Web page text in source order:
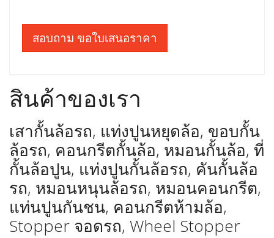
สอบถาม ขอใบเสนอราคา
สินค้าของเรา
เสากั้นล้อรถ, แท่งปูนหยุดล้อ, ขอบกั้น
ล้อรถ, คอนกรีตกั้นล้อ, หมอนกั้นล้อ, ที่
กั้นล้อปูน, แท่งปูนกั้นล้อรถ, คันกั้นล้อ
รถ, หมอนหนุนล้อรถ, หมอนคอนกรีต,
แท่นปูนกันชน, คอนกรีตห้ามล้อ,
Stopper จอดรถ, Wheel Stopper